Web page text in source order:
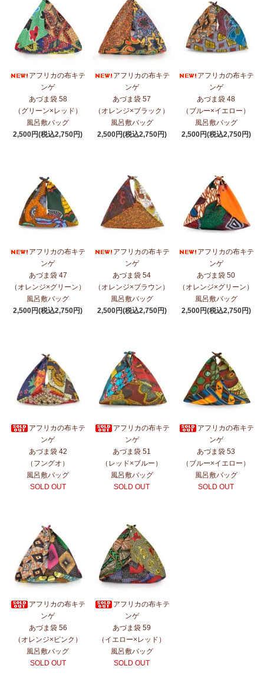
アフリカの布キテ
ンゲ
あづま袋 58
（グリーン×レッド）
風呂敷バッグ
2,500円(税込2,750円)
アフリカの布キテ
ンゲ
あづま袋 57
（オレンジ×ブラック）
風呂敷バッグ
2,500円(税込2,750円)
アフリカの布キテ
ンゲ
あづま袋 48
（ブルー×イエロー）
風呂敷バッグ
2,500円(税込2,750円)
アフリカの布キテ
ンゲ
あづま袋 47
（オレンジ×グリーン）
風呂敷バッグ
2,500円(税込2,750円)
アフリカの布キテ
ンゲ
あづま袋 54
（オレンジ×ブラウン）
風呂敷バッグ
2,500円(税込2,750円)
アフリカの布キテ
ンゲ
あづま袋 50
（オレンジ×グリーン）
風呂敷バッグ
2,500円(税込2,750円)
アフリカの布キテ
ンゲ
あづま袋 42
（フングオ）
風呂敷バッグ
SOLD OUT
アフリカの布キテ
ンゲ
あづま袋 51
（レッド×ブルー）
風呂敷バッグ
SOLD OUT
アフリカの布キテ
ンゲ
あづま袋 53
（ブルー×イエロー）
風呂敷バッグ
SOLD OUT
アフリカの布キテ
ンゲ
あづま袋 56
（オレンジ×ピンク）
風呂敷バッグ
SOLD OUT
アフリカの布キテ
ンゲ
あづま袋 59
（イエロー×レッド）
風呂敷バッグ
SOLD OUT